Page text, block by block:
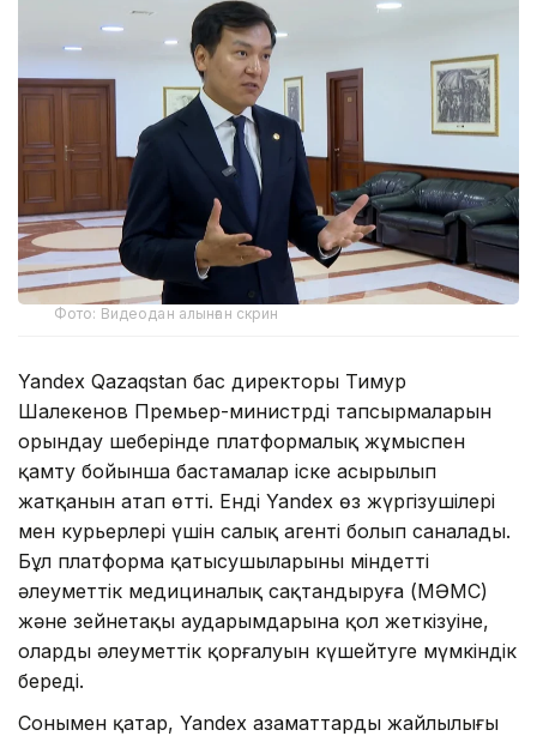
Фото: Видеодан алынған скрин
Yandex Qazaqstan бас директоры Тимур
Шалекенов Премьер-министрдің тапсырмаларын
орындау шеңберінде платформалық жұмыспен
қамту бойынша бастамалар іске асырылып
жатқанын атап өтті. Енді Yandex өз жүргізушілері
мен курьерлері үшін салық агенті болып саналады.
Бұл платформа қатысушыларының міндетті
әлеуметтік медициналық сақтандыруға (МӘМС)
және зейнетақы аударымдарына қол жеткізуіне,
олардың әлеуметтік қорғалуын күшейтуге мүмкіндік
береді.
Сонымен қатар, Yandex азаматтардың жайлылығы